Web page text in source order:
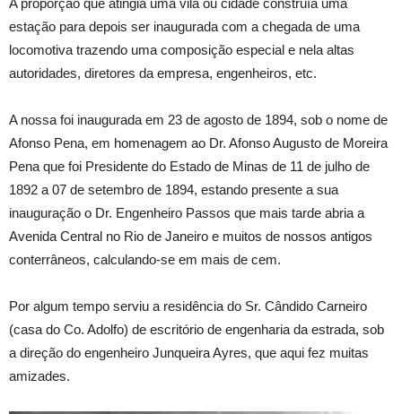
A proporção que atingia uma vila ou cidade construía uma
estação para depois ser inaugurada com a chegada de uma
locomotiva trazendo uma composição especial e nela altas
autoridades, diretores da empresa, engenheiros, etc.
A nossa foi inaugurada em 23 de agosto de 1894, sob o nome de
Afonso Pena, em homenagem ao Dr. Afonso Augusto de Moreira
Pena que foi Presidente do Estado de Minas de 11 de julho de
1892 a 07 de setembro de 1894, estando presente a sua
inauguração o Dr. Engenheiro Passos que mais tarde abria a
Avenida Central no Rio de Janeiro e muitos de nossos antigos
conterrâneos, calculando-se em mais de cem.
Por algum tempo serviu a residência do Sr. Cândido Carneiro
(casa do Co. Adolfo) de escritório de engenharia da estrada, sob
a direção do engenheiro Junqueira Ayres, que aqui fez muitas
amizades.